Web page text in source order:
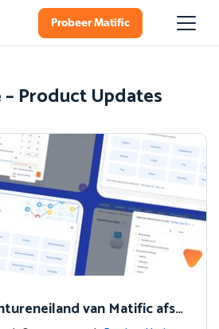
Probeer Matific
Product Updates
van Matific afst